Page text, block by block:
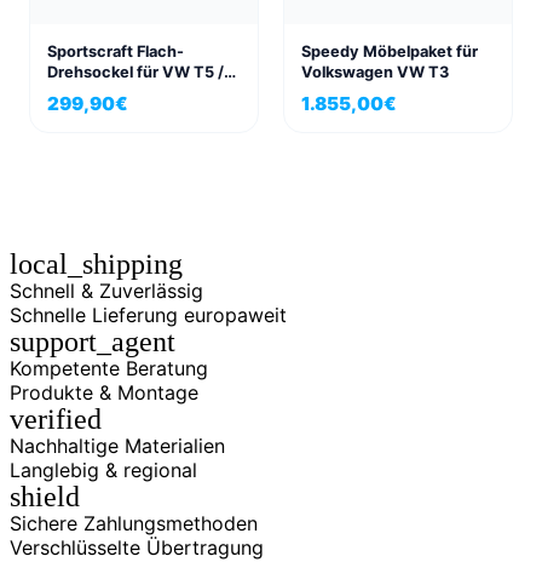
Sportscraft Flach-
Drehsockel für VW T5 /
T6, Beifahrerseite, mit
TÜV Gutachten
299,90€
Speedy Möbelpaket für
Volkswagen VW T3
1.855,00€
local_shipping
Schnell & Zuverlässig
Schnelle Lieferung europaweit
support_agent
Kompetente Beratung
Produkte & Montage
verified
Nachhaltige Materialien
Langlebig & regional
shield
Sichere Zahlungsmethoden
Verschlüsselte Übertragung